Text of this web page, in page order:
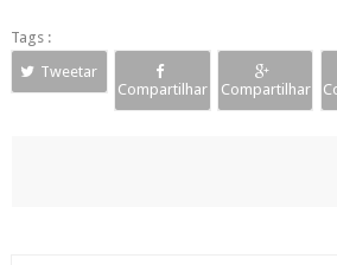
Tags :
Tweetar
Compartilhar
Compartilhar